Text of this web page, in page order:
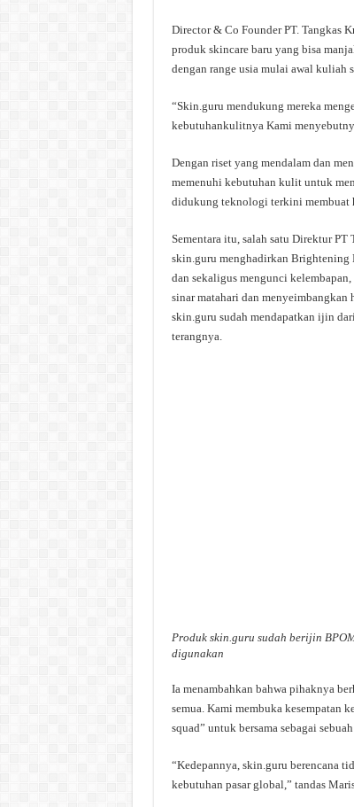
Director & Co Founder PT. Tangkas
produk skincare baru yang bisa
dengan range usia mulai awal kuliah
“Skin.guru mendukung mereka
kebutuhankulitnya Kami
Dengan riset yang mendalam dan
memenuhi kebutuhan kulit untuk
didukung teknologi terkini membuat
Sementara itu, salah satu Direktur
skin.guru menghadirkan Brightening
dan sekaligus mengunci
sinar matahari dan
skin.guru sudah mendapatkan ijin
terangnya.
Produk skin.guru sudah berijin
digunakan
Ia menambahkan bahwa pihaknya
semua. Kami membuka kesempatan
squad” untuk bersama sebagai
“Kedepannya, skin.guru berencana
kebutuhan pasar global,” tandas